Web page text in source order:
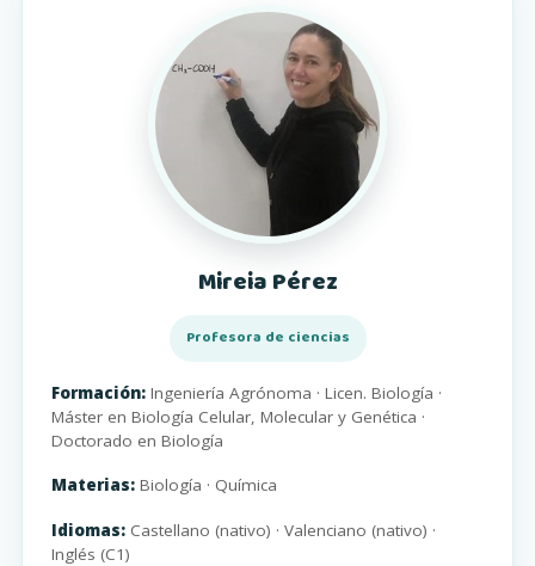
Mireia Pérez
Profesora de ciencias
Formación: Ingeniería Agrónoma · Licen. Biología ·
Máster en Biología Celular, Molecular y Genética ·
Doctorado en Biología
Materias: Biología · Química
Idiomas: Castellano (nativo) · Valenciano (nativo) ·
Inglés (C1)